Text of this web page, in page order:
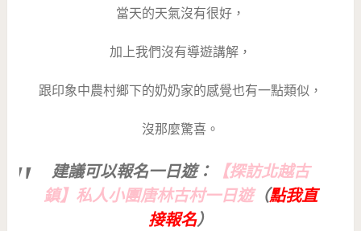
當天的天氣沒有很好，
加上我們沒有導遊講解，
跟印象中農村鄉下的奶奶家的感覺也有一點類似，
沒那麼驚喜。
建議可以報名一日遊：
【探訪北越古
鎮】私人小團唐林古村一日遊（點我直
接報名）